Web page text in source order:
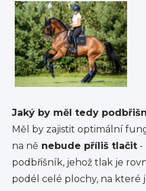
Jaký by měl tedy
Měl by zajistit optimální
na ně nebude příliš tlačit -
podbřišník, jehož tlak je
podél celé plochy, na které